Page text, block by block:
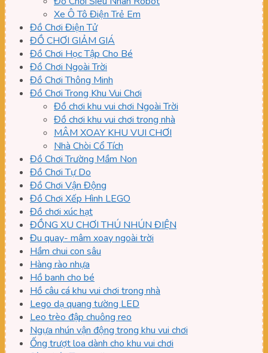
Xe Ô Tô Điện Trẻ Em
Đồ Chơi Điện Tử
ĐỒ CHƠI GIẢM GIÁ
Đồ Chơi Học Tập Cho Bé
Đồ Chơi Ngoài Trời
Đồ Chơi Thông Minh
Đồ Chơi Trong Khu Vui Chơi
Đồ chơi khu vui chơi Ngoài Trời
Đồ chơi khu vui chơi trong nhà
MÂM XOAY KHU VUI CHƠI
Nhà Chòi Cổ Tích
Đồ Chơi Trường Mầm Non
Đồ Chơi Tự Do
Đồ Chơi Vận Động
Đồ Chơi Xếp Hình LEGO
Đồ chơi xúc hạt
ĐỒNG XU CHƠI THÚ NHÚN ĐIỆN
Đu quay- mâm xoay ngoài trời
Hầm chui con sâu
Hàng rào nhựa
Hồ banh cho bé
Hồ câu cá khu vui chơi trong nhà
Lego dạ quang tường LED
Leo trèo đập chuông reo
Ngựa nhún vận động trong khu vui chơi
Ống trượt loa dành cho khu vui chơi